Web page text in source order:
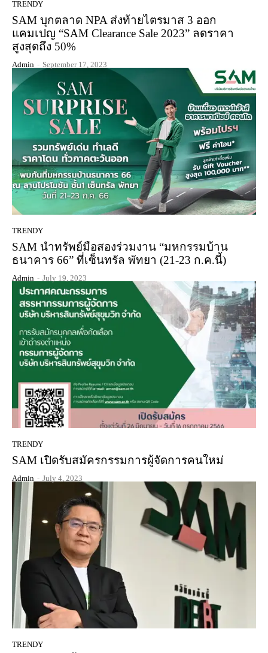
TRENDY
SAM บุกตลาด NPA ส่งท้ายไตรมาส 3 ออก
แคมเปญ “SAM Clearance Sale 2023” ลดราคา
สูงสุดถึง 50%
Admin - September 17, 2023
TRENDY
SAM นำทรัพย์มือสองร่วมงาน “มหกรรมบ้าน
ธนาคาร 66” ที่เซ็นทรัล พัทยา (21-23 ก.ค.นี้)
Admin - July 19, 2023
TRENDY
SAM เปิดรับสมัครกรรมการผู้จัดการคนใหม่
Admin - July 4, 2023
TRENDY